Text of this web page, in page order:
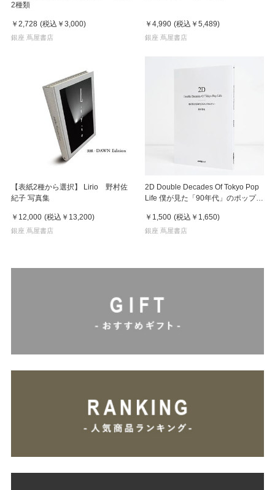
2種類
￥2,728 (税込 ￥3,000)
銀座 蔦屋書店
￥4,990 (税込 ￥5,489)
銀座 蔦屋書店
【表紙2種から選択】 Lirio 野村佐
紀子 写真集
￥12,000 (税込 ￥13,200)
銀座 蔦屋書店
2D Double Decades Of Tokyo Pop
Life 僕が見た「90年代」のポップカ
￥1,500 (税込 ￥1,650)
銀座 蔦屋書店